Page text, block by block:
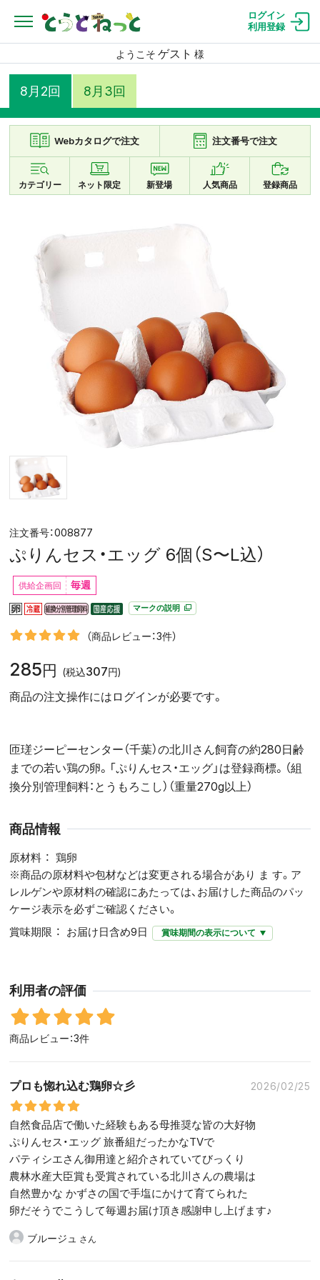
ログイン
利用登録
ようこそ ゲスト 様
8月2回 8月3回
Webカタログで注文 注文番号で注文
カテゴリー ネット限定 新登場 人気商品 登録商品
008877
ぷりんセス・エッグ 6個（S〜L込）
毎週
マークの説明
（商品レビュー：3件）
285円 (税込307円)
商品の注文操作にはログインが必要です。
匝瑳ジーピーセンター（千葉）の北川さん飼育の約280日齢
までの若い鶏の卵。「ぷりんセス・エッグ」は登録商標。（組
換分別管理飼料：とうもろこし）（重量270g以上）
商品情報
原材料
鶏卵
※商品の原材料や包材などは変更される場合があり ま す。ア
レルゲンや原材料の確認にあたっては、お届けした商品のパッ
ケージ表示を必ずご確認ください。
賞味期限
お届け日含め9日 賞味期間の表示について
利用者の評価
商品レビュー：3件
プロも惚れ込む鶏卵☆彡 2026/02/25
自然食品店で働いた経験もある母推奨な皆の大好物
ぷりんセス・エッグ 旅番組だったかなTVで
パティシエさん御用達と紹介されていてびっくり
農林水産大臣賞も受賞されている北川さんの農場は
自然豊かな かずさの国で手塩にかけて育てられた
卵だそうでこうして毎週お届け頂き感謝申し上げます♪
ブルージュ